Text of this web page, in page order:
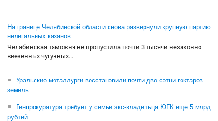
На границе Челябинской области снова развернули крупную партию
нелегальных казанов
Челябинская таможня не пропустила почти 3 тысячи незаконно
ввезенных чугунных...
Уральские металлурги восстановили почти две сотни гектаров
земель
Генпрокуратура требует у семьи экс-владельца ЮГК еще 5 млрд
рублей